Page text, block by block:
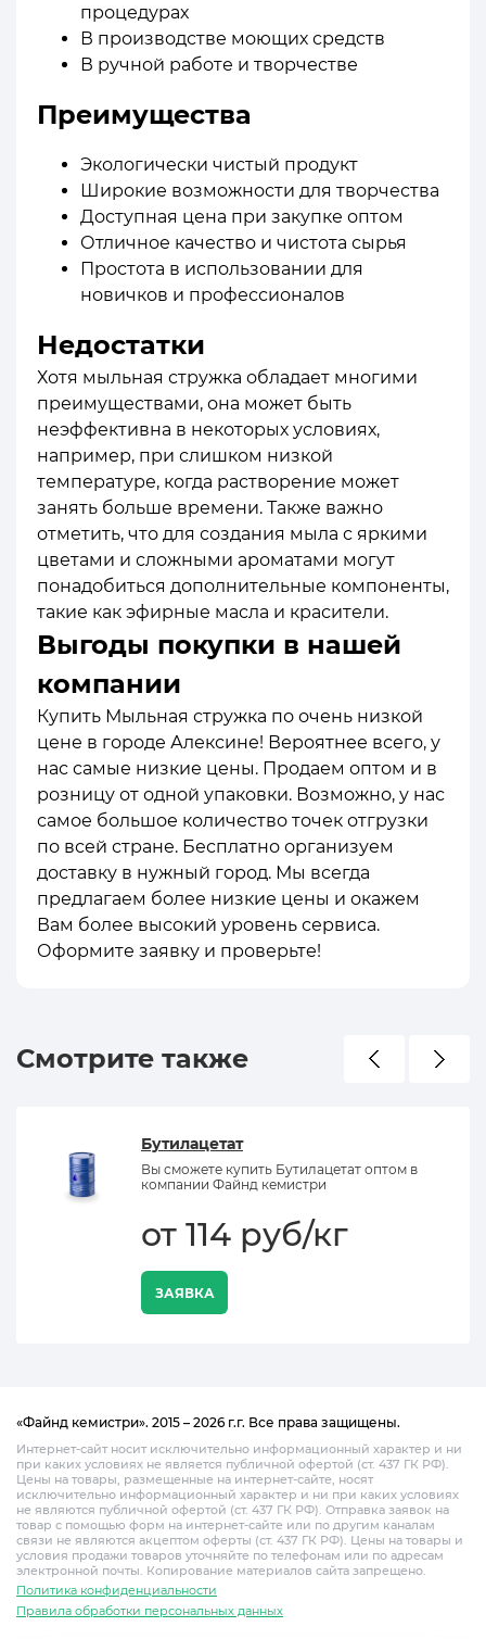
процедурах
В производстве моющих средств
В ручной работе и творчестве
Преимущества
Экологически чистый продукт
Широкие возможности для творчества
Доступная цена при закупке оптом
Отличное качество и чистота сырья
Простота в использовании для
новичков и профессионалов
Недостатки
Хотя мыльная стружка обладает многими
преимуществами, она может быть
неэффективна в некоторых условиях,
например, при слишком низкой
температуре, когда растворение может
занять больше времени. Также важно
отметить, что для создания мыла с яркими
цветами и сложными ароматами могут
понадобиться дополнительные компоненты,
такие как эфирные масла и красители.
Выгоды покупки в нашей
компании
Купить Мыльная стружка по очень низкой
цене в городе Алексине! Вероятнее всего, у
нас самые низкие цены. Продаем оптом и в
розницу от одной упаковки. Возможно, у нас
самое большое количество точек отгрузки
по всей стране. Бесплатно организуем
доставку в нужный город. Мы всегда
предлагаем более низкие цены и окажем
Вам более высокий уровень сервиса.
Оформите заявку и проверьте!
Смотрите также
Бутилацетат
Вы сможете купить Бутилацетат оптом в
компании Файнд кемистри
от 114 руб/кг
ЗАЯВКА
«Файнд кемистри». 2015 – 2026 г.г. Все права защищены.
Интернет-сайт носит исключительно информационный характер и ни
при каких условиях не является публичной офертой (ст. 437 ГК РФ).
Цены на товары, размещенные на интернет-сайте, носят
исключительно информационный характер и ни при каких условиях
не являются публичной офертой (ст. 437 ГК РФ). Отправка заявок на
товар с помощью форм на интернет-сайте или по другим каналам
связи не являются акцептом оферты (ст. 437 ГК РФ). Цены на товары и
условия продажи товаров уточняйте по телефонам или по адресам
электронной почты. Копирование материалов сайта запрещено.
Политика конфиденциальности
Правила обработки персональных данных